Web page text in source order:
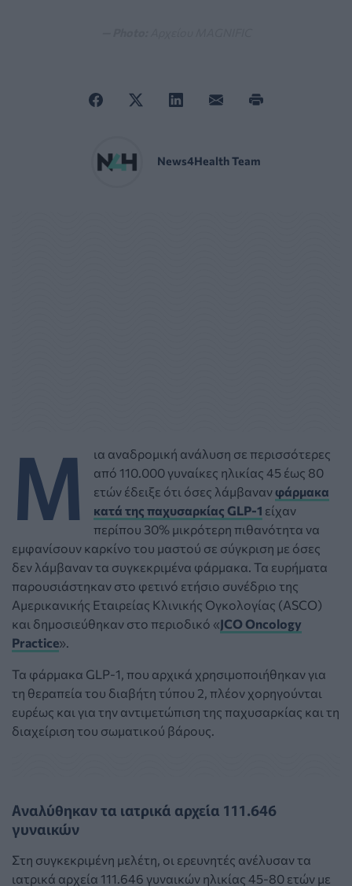
News4Health Team
Μ
ια αναδρομική ανάλυση σε περισσότερες
από 110.000 γυναίκες ηλικίας 45 έως 80
ετών έδειξε ότι όσες λάμβανανφάρμακα
κατά της παχυσαρκίας GLP-1 είχαν
περίπου 30% μικρότερη πιθανότητα να
εμφανίσουν καρκίνο του μαστού σε σύγκριση με όσες
δεν λάμβαναν τα συγκεκριμένα φάρμακα. Τα ευρήματα
παρουσιάστηκαν στο φετινό ετήσιο συνέδριο της
Αμερικανικής Εταιρείας Κλινικής Ογκολογίας (ASCO)
και δημοσιεύθηκαν στο περιοδικό «JCO Oncology
Practice».
Τα φάρμακα GLP-1, που αρχικά χρησιμοποιήθηκαν για
τη θεραπεία του διαβήτη τύπου 2, πλέον χορηγούνται
ευρέως και για την αντιμετώπιση της παχυσαρκίας και τη
διαχείριση του σωματικού βάρους.
Αναλύθηκαν τα ιατρικά αρχεία 111.646
γυναικών
Στη συγκεκριμένη μελέτη, οι ερευνητές ανέλυσαν τα
ιατρικά αρχεία 111.646 γυναικών ηλικίας 45-80 ετών με